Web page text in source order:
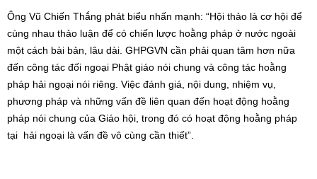
Ông Vũ Chiến Thắng phát biểu nhấn mạnh: “Hội thảo là cơ hội để
cùng nhau thảo luận để có chiến lược hoằng pháp ở nước ngoài
một cách bài bản, lâu dài. GHPGVN cần phải quan tâm hơn nữa
đến công tác đối ngoại Phật giáo nói chung và công tác hoằng
pháp hải ngoại nói riêng. Việc đánh giá, nội dung, nhiệm vụ,
phương pháp và những vấn đề liên quan đến hoạt động hoằng
pháp nói chung của Giáo hội, trong đó có hoạt động hoằng pháp
tại hải ngoại là vấn đề vô cùng cần thiết”.